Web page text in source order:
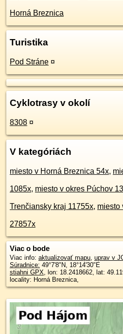
Horná Breznica
Turistika
Pod Stráne ¤
Cyklotrasy v okolí
8308 ¤
V kategóriách
miesto v Horná Breznica 54x,
1085x, miesto v okres Púchov
Trenčiansky kraj 11755x, miesto
27857x
Viac o bode
Viac info: aktualizovať mapu, uprav v
Súradnice: 49°7'8"N, 18°14'30"E
stiahni GPX, lon: 18.2418662, lat:
locality: Horná Breznica,